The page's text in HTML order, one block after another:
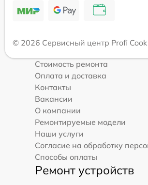
© 2026 Сервисный центр Profi Cook
Стоимость ремонта
Оплата и доставка
Контакты
Вакансии
О компании
Ремонтируемые модели
Наши услуги
Согласие на обработку
Способы оплаты
Ремонт устройств